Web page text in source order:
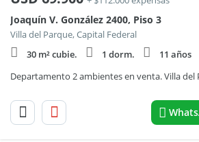
Joaquín V. González 2400, Piso 3
Villa del Parque, Capital Federal
30 m² cubie.
1 dorm.
11 años
Departamento 2 ambientes en venta. Villa del